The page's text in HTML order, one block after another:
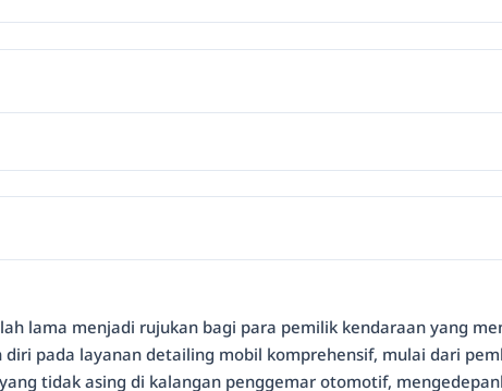
lama menjadi rujukan bagi para pemilik kendaraan yang
pada layanan detailing mobil komprehensif, mulai dari
tidak asing di kalangan penggemar otomotif,